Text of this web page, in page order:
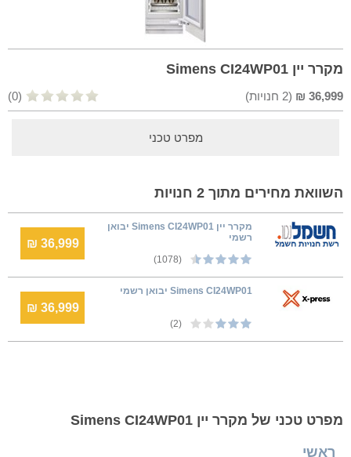
מקרר יין Simens CI24WP01
36,999
₪
(
2 חנויות) (0)
מפרט טכני
השוואת מחירים מתוך 2 חנויות
מקרר יין Simens CI24WP01 יבואן
רשמי
(1078)
36,999 ₪
Simens CI24WP01 יבואן רשמי
(2)
36,999 ₪
מפרט טכני של מקרר יין Simens CI24WP01
ראשי